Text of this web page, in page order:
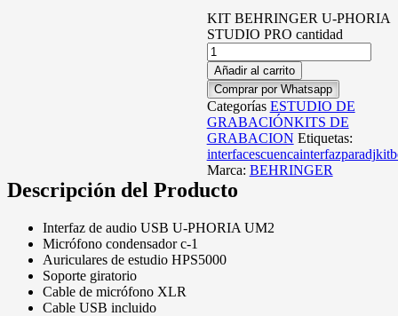
KIT BEHRINGER U-PHORIA
STUDIO PRO cantidad
Añadir al carrito
Comprar por Whatsapp
Categorías ESTUDIO DE
GRABACIÓNKITS DE
GRABACION Etiquetas:
interfacescuencainterfazparadj
Marca: BEHRINGER
Descripción del Producto
Interfaz de audio USB U-PHORIA UM2
Micrófono condensador c-1
Auriculares de estudio HPS5000
Soporte giratorio
Cable de micrófono XLR
Cable USB incluido